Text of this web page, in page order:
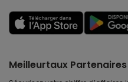
Meilleurtaux Partenaires